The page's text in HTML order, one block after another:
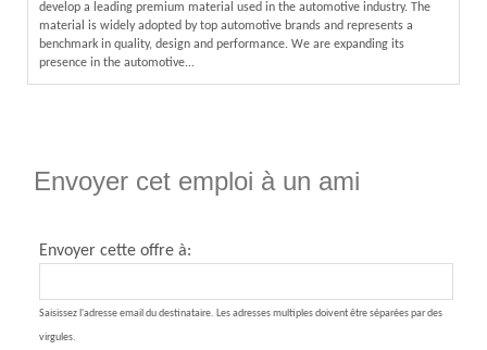
develop a leading premium material used in the automotive industry. The
material is widely adopted by top automotive brands and represents a
benchmark in quality, design and performance. We are expanding its
presence in the automotive...
Envoyer cet emploi à un ami
Envoyer cette offre à:
Saisissez l'adresse email du destinataire. Les adresses multiples doivent être séparées par des
virgules.